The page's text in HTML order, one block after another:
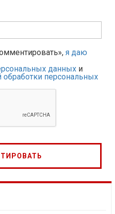
я даю
данных и
персональных